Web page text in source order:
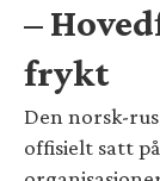
–
frykt
Den norsk-
offisielt satt